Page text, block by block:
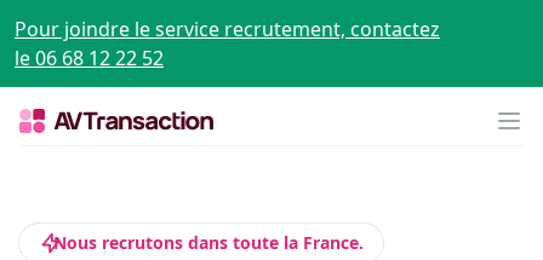
Pour joindre le service recrutement, contactez
le 06 68 12 22 52
Nous recrutons dans toute la France.